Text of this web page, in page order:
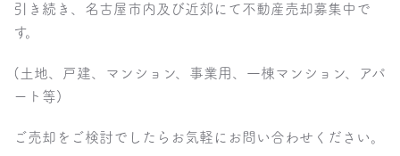
引き続き、名古屋市内及び近郊にて不動産売却募集中で
す。
(土地、戸建、マンション、事業用、一棟マンション、アパ
ート等)
ご売却をご検討でしたらお気軽にお問い合わせください。